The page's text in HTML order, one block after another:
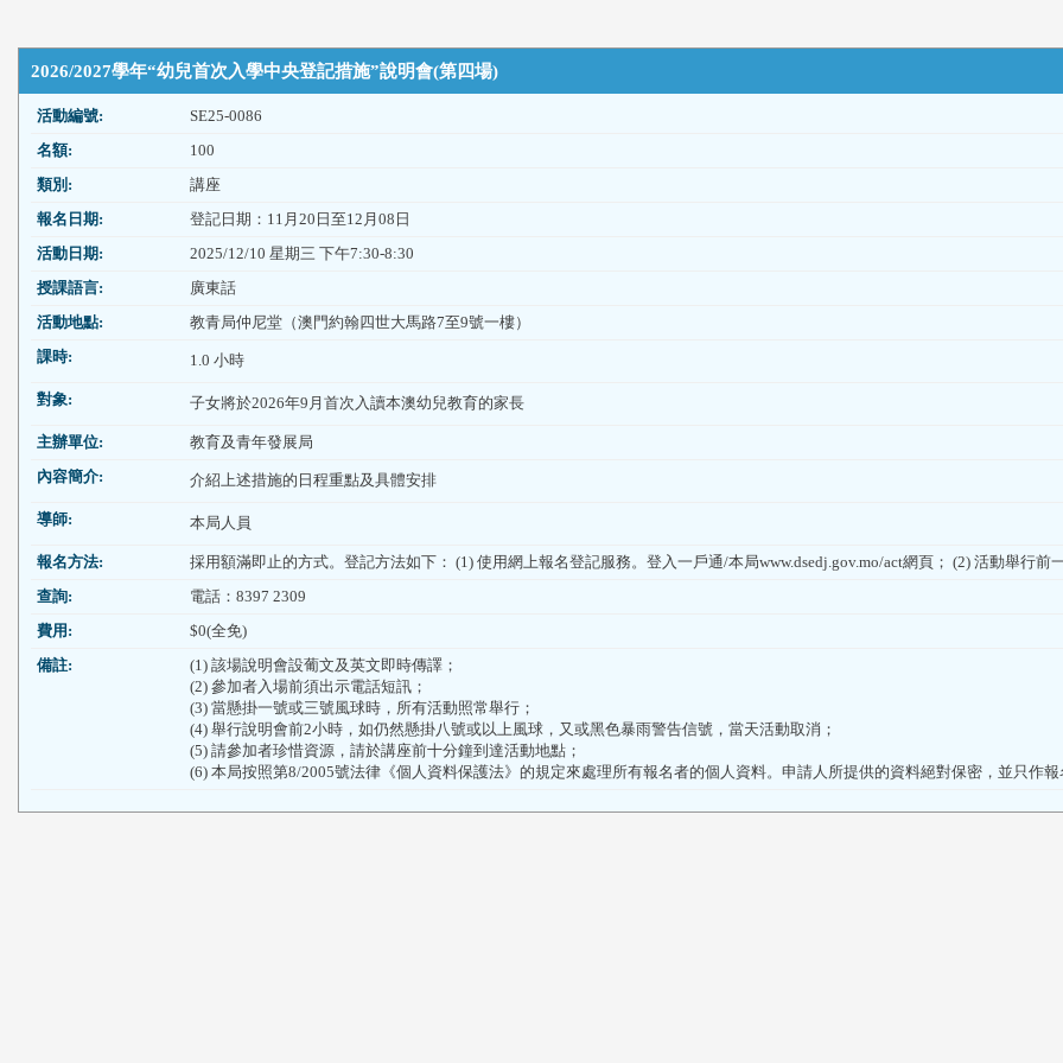
2026/2027學年“幼兒首次入學中央登記措施”說明會(第四場)
活動編號:
SE25-0086
名額:
100
類別:
講座
報名日期:
登記日期：11月20日至12月08日
活動日期:
2025/12/10 星期三 下午7:30-8:30
授課語言:
廣東話
活動地點:
教青局仲尼堂（澳門約翰四世大馬路7至9號一樓）
課時:
1.0 小時
對象: 子女將於2026年9月首次入讀本澳幼兒教育的家長
主辦單位:
教育及青年發展局
內容簡介:
介紹上述措施的日程重點及具體安排
導師: 本局人員
報名方法:
採用額滿即止的方式。登記方法如下： (1) 使用網上報名登記服務。登入一戶通/本局www.dsedj.gov.mo/act網頁； (2) 活動舉行前
查詢:
電話：8397 2309
費用:
$0(全免)
備註:
(1) 該場說明會設葡文及英文即時傳譯；
(2) 參加者入場前須出示電話短訊；
(3) 當懸掛一號或三號風球時，所有活動照常舉行；
(4) 舉行說明會前2小時，如仍然懸掛八號或以上風球，又或黑色暴雨警告信號，當天活動取消；
(5) 請參加者珍惜資源，請於講座前十分鐘到達活動地點；
(6) 本局按照第8/2005號法律《個人資料保護法》的規定來處理所有報名者的個人資料。申請人所提供的資料絕對保密，並只作